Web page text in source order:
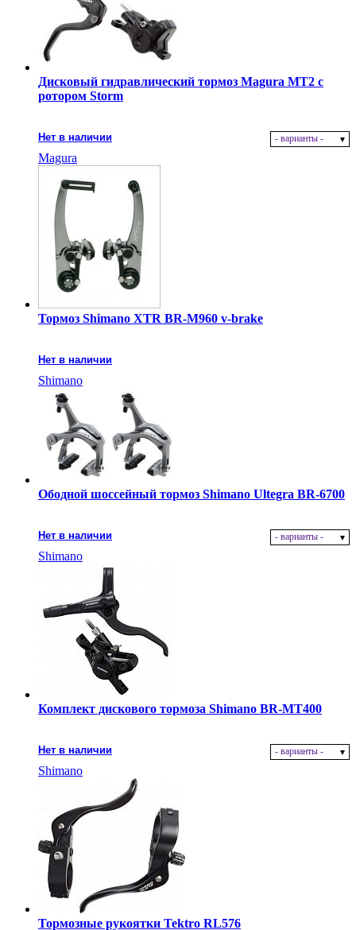
Дисковый гидравлический тормоз Magura MT2 с
ротором Storm
Нет в наличии - варианты -
Magura
Тормоз Shimano XTR BR-M960 v-brake
Нет в наличии
Shimano
Ободной шоссейный тормоз Shimano Ultegra BR-6700
Нет в наличии - варианты -
Shimano
Комплект дискового тормоза Shimano BR-MT400
Нет в наличии - варианты -
Shimano
Тормозные рукоятки Tektro RL576